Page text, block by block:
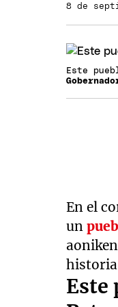
8 de
Este
En el
un
historia
Este